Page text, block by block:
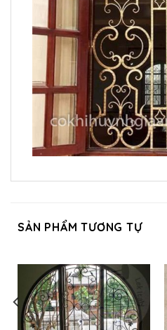
SẢN PHẨM TƯƠNG TỰ